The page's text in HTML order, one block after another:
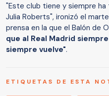
"Este club tiene y siempre
Julia Roberts", ironizó el
prensa en la que el Balón de
que al Real Madrid
siempre vuelve".
ETIQUETAS DE ESTA